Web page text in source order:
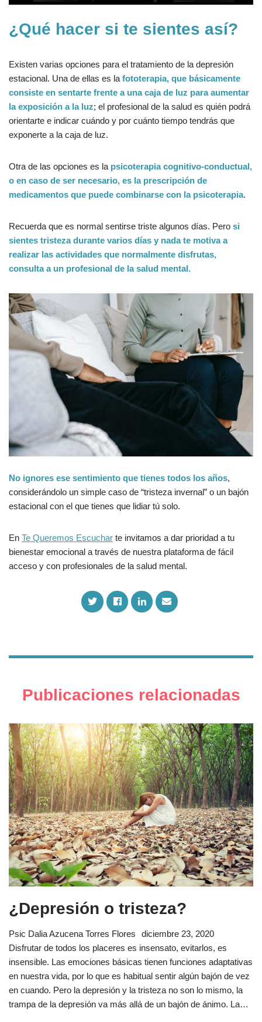
¿Qué hacer si te sientes así?
Existen varias opciones para el tratamiento de la depresión
estacional. Una de ellas es la fototerapia, que básicamente
consiste en sentarte frente a una caja de luz para aumentar
la exposición a la luz; el profesional de la salud es quién podrá
orientarte e indicar cuándo y por cuánto tiempo tendrás que
exponerte a la caja de luz.
Otra de las opciones es la psicoterapia cognitivo-conductual,
o en caso de ser necesario, es la prescripción de
medicamentos que puede combinarse con la psicoterapia.
Recuerda que es normal sentirse triste algunos días. Pero si
sientes tristeza durante varios días y nada te motiva a
realizar las actividades que normalmente disfrutas,
consulta a un profesional de la salud mental.
No ignores ese sentimiento que tienes todos los años,
considerándolo un simple caso de “tristeza invernal” o un bajón
estacional con el que tienes que lidiar tú solo.
En Te Queremos Escuchar te invitamos a dar prioridad a tu
bienestar emocional a través de nuestra plataforma de fácil
acceso y con profesionales de la salud mental.
S
h
n
t
t
r
S
h
n
e
b
o
k
S
h
n
k
e
I
n
S
h
i
a
i
Publicaciones relacionadas
¿Depresión o tristeza?
Psic Dalia Azucena Torres Flores
diciembre 23, 2020
Disfrutar de todos los placeres es insensato, evitarlos, es
insensible. Las emociones básicas tienen funciones adaptativas
en nuestra vida, por lo que es habitual sentir algún bajón de vez
en cuando. Pero la depresión y la tristeza no son lo mismo, la
trampa de la depresión va más allá de un bajón de ánimo. La…